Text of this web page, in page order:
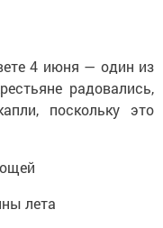
4 июня — один из
радовались,
поскольку это
лета